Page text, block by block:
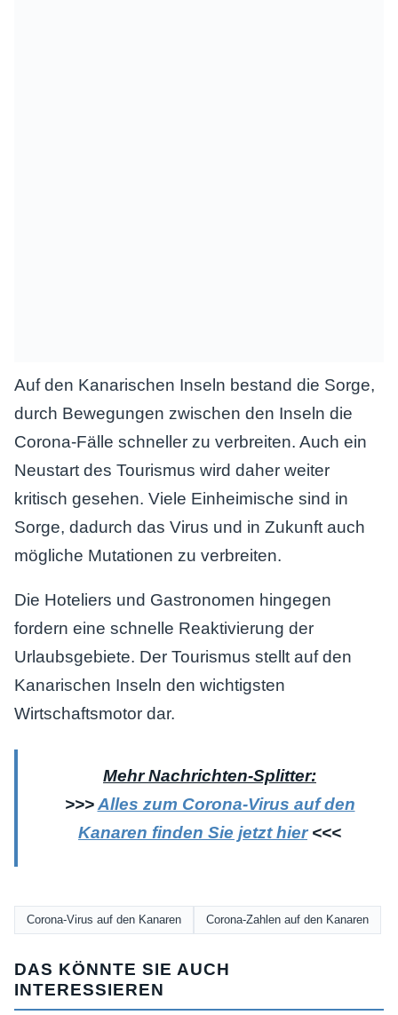
Auf den Kanarischen Inseln bestand die Sorge,
durch Bewegungen zwischen den Inseln die
Corona-Fälle schneller zu verbreiten. Auch ein
Neustart des Tourismus wird daher weiter
kritisch gesehen. Viele Einheimische sind in
Sorge, dadurch das Virus und in Zukunft auch
mögliche Mutationen zu verbreiten.
Die Hoteliers und Gastronomen hingegen
fordern eine schnelle Reaktivierung der
Urlaubsgebiete. Der Tourismus stellt auf den
Kanarischen Inseln den wichtigsten
Wirtschaftsmotor dar.
Mehr Nachrichten-Splitter:
>>>Alles zum Corona-Virus auf den
Kanaren finden Sie jetzt hier<<<
Corona-Virus auf den Kanaren Corona-Zahlen auf den Kanaren
DAS KÖNNTE SIE AUCH
INTERESSIEREN